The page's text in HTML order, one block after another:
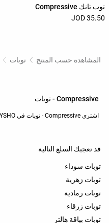
توب تانك Compressive
35.50 JOD
المشاهدة حسب المنتج توبات
Compressive - توبات
اشتري Compressive - توبات في OYSHO أونلاين. الموضة النسائية لربيع صيف 2025
قد تعجبك السلع التالية
توبات سوداء
توبات زهرية
توبات رمادية
توبات زرقاء
توبات بياقة هالتر